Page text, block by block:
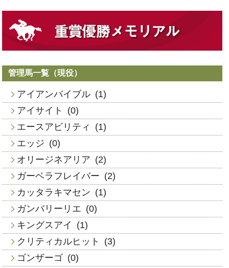
管理馬一覧（現役）
アイアンバイブル (1)
アイサイト
(0)
エースアビリティ
(1)
エッジ (0)
オリージネアリア (2)
ガーベラフレイバー (2)
カッタラキマセン (1)
ガンバリーリエ (0)
キングスアイ
(1)
クリティカルヒット
(3)
ゴンザーゴ (0)